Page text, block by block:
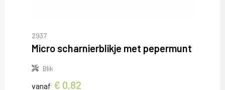
2937
Micro scharnierblikje met pepermunt
Blik
vanaf € 0,82